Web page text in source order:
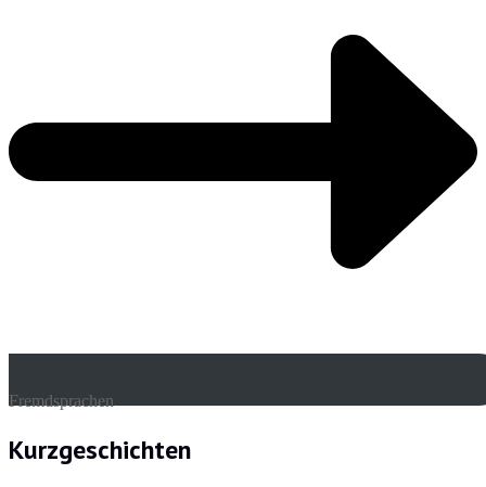
Fremdsprachen
Kurzgeschichten